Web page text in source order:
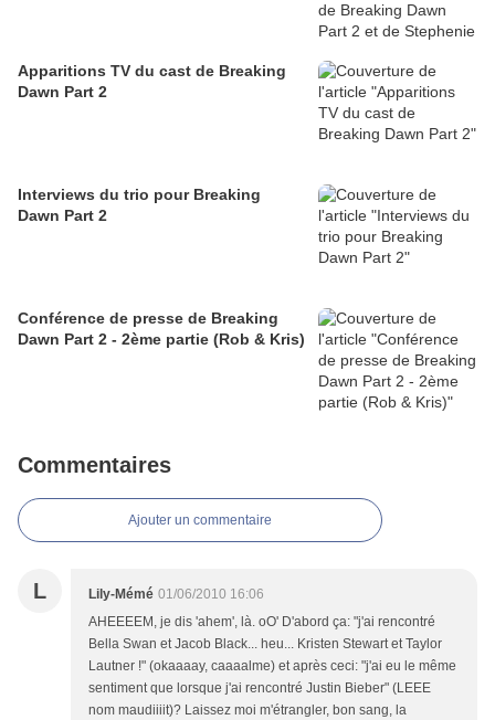
Apparitions TV du cast de Breaking
Dawn Part 2
Interviews du trio pour Breaking
Dawn Part 2
Conférence de presse de Breaking
Dawn Part 2 - 2ème partie (Rob & Kris)
Commentaires
Ajouter un commentaire
L Lily-Mémé 01/06/2010 16:06
AHEEEEM, je dis 'ahem', là. oO' D'abord ça: "j'ai rencontré
Bella Swan et Jacob Black... heu... Kristen Stewart et Taylor
Lautner !" (okaaaay, caaaalme) et après ceci: "j'ai eu le même
sentiment que lorsque j'ai rencontré Justin Bieber" (LEEE
nom maudiiiit)? Laissez moi m'étrangler, bon sang, la